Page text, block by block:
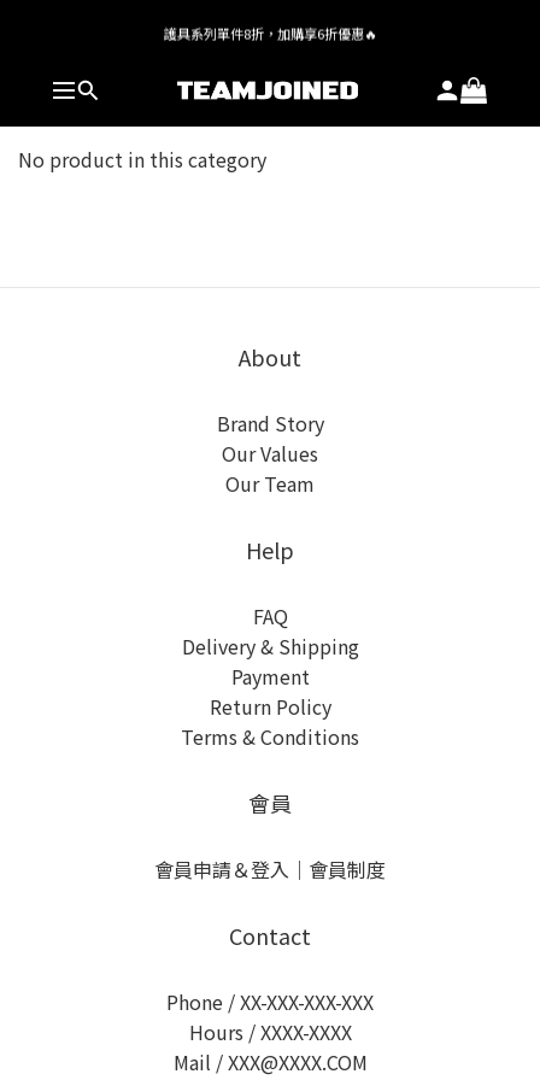
全館 $1,380 即享免運
護具系列單件8折，加購享6折優惠🔥
全館 $1,380 即享免運
No product in this category
About
Brand Story
Our Values
Our Team
Help
FAQ
Delivery & Shipping
Payment
Return Policy
Terms & Conditions
會員
會員申請＆登入 ｜ 會員制度
Contact
Phone / XX-XXX-XXX-XXX
Hours / XXXX-XXXX
Mail / XXX@XXXX.COM